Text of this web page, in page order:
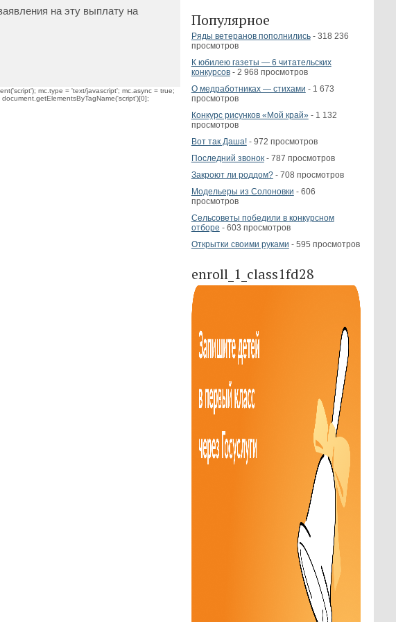
Популярное
Ряды ветеранов пополнились- 318 236
просмотров
К юбилею газеты — 6 читательских
конкурсов- 2 968 просмотров
О медработниках — стихами - 1 673
просмотров
Конкурс рисунков «Мой край»- 1 132
просмотров
Вот так Даша!- 972 просмотров
Последний звонок- 787 просмотров
Закроют ли роддом?- 708 просмотров
Модельеры из Солоновки - 606
просмотров
Сельсоветы победили в конкурсном
отборе - 603 просмотров
Открытки своими руками - 595 просмотров
enroll_1_class1fd28
на эту выплату на
mc.type = 'text/javascript'; mc.async = true;